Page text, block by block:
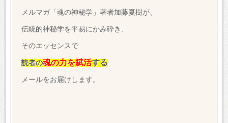
メルマガ「魂の神秘学」著者加藤夏樹が、
伝統的神秘学を平易にかみ砕き、
そのエッセンスで
読者の魂の力を賦活する
メールをお届けします。